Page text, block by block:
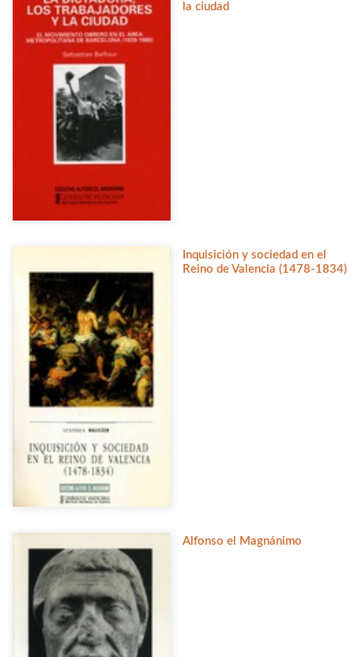
la ciudad
Inquisición y sociedad en el
Reino de Valencia (1478-1834)
Alfonso el Magnánimo